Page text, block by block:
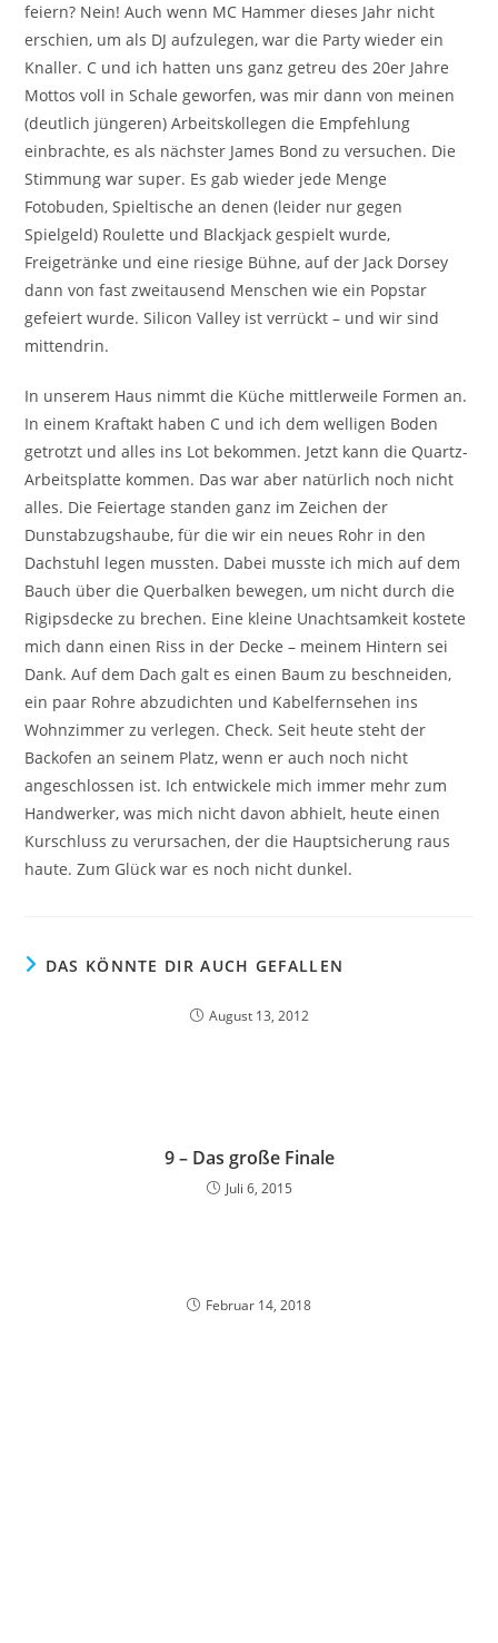
feiern? Nein! Auch wenn MC Hammer dieses Jahr nicht
erschien, um als DJ aufzulegen, war die Party wieder ein
Knaller. C und ich hatten uns ganz getreu des 20er Jahre
Mottos voll in Schale geworfen, was mir dann von meinen
(deutlich jüngeren) Arbeitskollegen die Empfehlung
einbrachte, es als nächster James Bond zu versuchen. Die
Stimmung war super. Es gab wieder jede Menge
Fotobuden, Spieltische an denen (leider nur gegen
Spielgeld) Roulette und Blackjack gespielt wurde,
Freigetränke und eine riesige Bühne, auf der Jack Dorsey
dann von fast zweitausend Menschen wie ein Popstar
gefeiert wurde. Silicon Valley ist verrückt – und wir sind
mittendrin.
In unserem Haus nimmt die Küche mittlerweile Formen an.
In einem Kraftakt haben C und ich dem welligen Boden
getrotzt und alles ins Lot bekommen. Jetzt kann die Quartz-
Arbeitsplatte kommen. Das war aber natürlich noch nicht
alles. Die Feiertage standen ganz im Zeichen der
Dunstabzugshaube, für die wir ein neues Rohr in den
Dachstuhl legen mussten. Dabei musste ich mich auf dem
Bauch über die Querbalken bewegen, um nicht durch die
Rigipsdecke zu brechen. Eine kleine Unachtsamkeit kostete
mich dann einen Riss in der Decke – meinem Hintern sei
Dank. Auf dem Dach galt es einen Baum zu beschneiden,
ein paar Rohre abzudichten und Kabelfernsehen ins
Wohnzimmer zu verlegen. Check. Seit heute steht der
Backofen an seinem Platz, wenn er auch noch nicht
angeschlossen ist. Ich entwickele mich immer mehr zum
Handwerker, was mich nicht davon abhielt, heute einen
Kurschluss zu verursachen, der die Hauptsicherung raus
haute. Zum Glück war es noch nicht dunkel.
DAS KÖNNTE DIR AUCH GEFALLEN
August 13, 2012
9 – Das große Finale
Juli 6, 2015
Februar 14, 2018